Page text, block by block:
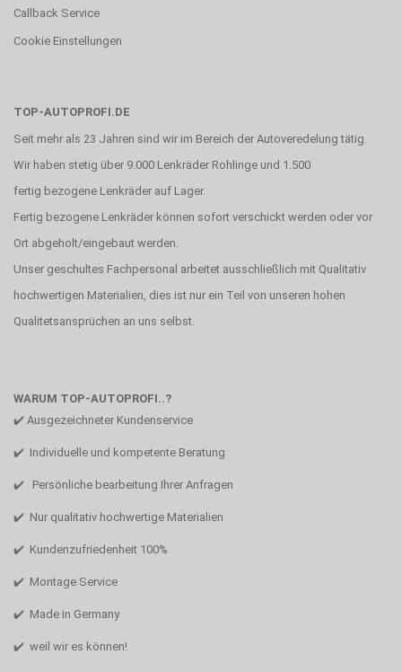
Callback Service
Cookie Einstellungen
TOP-AUTOPROFI.DE
Seit mehr als 23 Jahren sind wir im Bereich der Autoveredelung tätig.
Wir haben stetig über 9.000 Lenkräder Rohlinge und 1.500
fertig bezogene Lenkräder auf Lager.
Fertig bezogene Lenkräder können sofort verschickt werden oder vor
Ort abgeholt/eingebaut werden.
Unser geschultes Fachpersonal arbeitet ausschließlich mit Qualitativ
hochwertigen Materialien, dies ist nur ein Teil von unseren hohen
Qualitetsansprüchen an uns selbst.
WARUM TOP-AUTOPROFI..?
✔️ Ausgezeichneter Kundenservice
✔️ Individuelle und kompetente Beratung
✔️ Persönliche bearbeitung Ihrer Anfragen
✔️ Nur qualitativ hochwertige Materialien
✔️ Kundenzufriedenheit 100%
✔️ Montage Service
✔️ Made in Germany
✔️ weil wir es können!